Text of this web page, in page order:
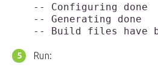
-- Configuring done
-- Generating done
Run: